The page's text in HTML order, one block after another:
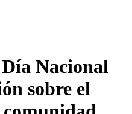
Nacional
sobre el